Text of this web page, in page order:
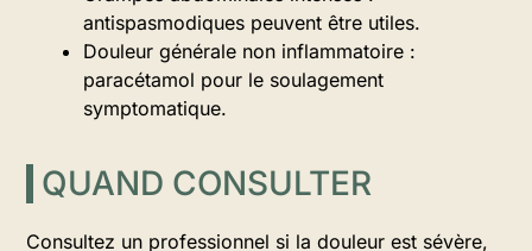
antispasmodiques peuvent être utiles.
Douleur générale non inflammatoire :
paracétamol pour le soulagement
symptomatique.
QUAND CONSULTER
Consultez un professionnel si la douleur est sévère,